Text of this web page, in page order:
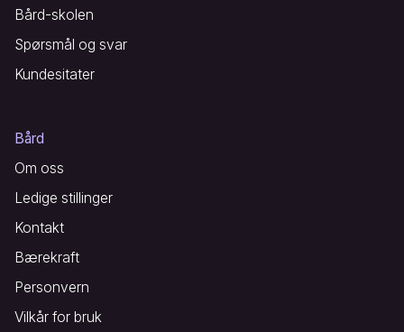
Bård-skolen
Spørsmål og svar
Kundesitater
Bård
Om oss
Ledige stillinger
Kontakt
Bærekraft
Personvern
Vilkår for bruk